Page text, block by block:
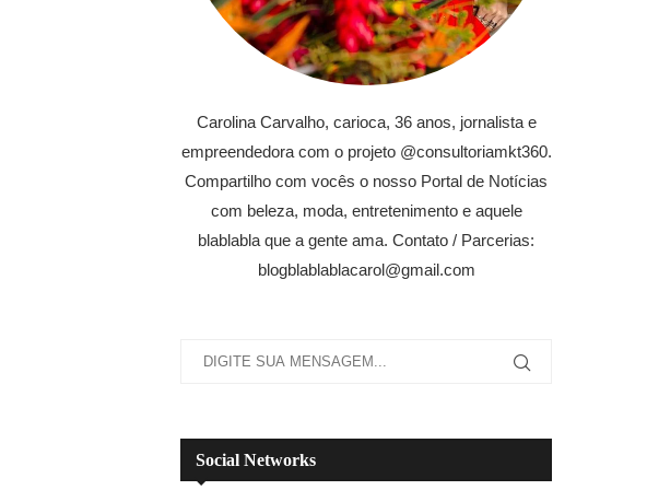
Carolina Carvalho, carioca, 36 anos, jornalista e
empreendedora com o projeto @consultoriamkt360.
Compartilho com vocês o nosso Portal de Notícias
com beleza, moda, entretenimento e aquele
blablabla que a gente ama. Contato / Parcerias:
blogblablablacarol@gmail.com
Social Networks